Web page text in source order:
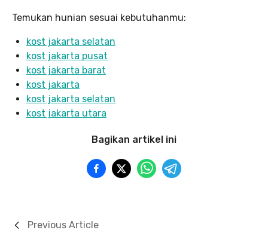
Temukan hunian sesuai kebutuhanmu:
kost jakarta selatan
kost jakarta pusat
kost jakarta barat
kost jakarta
kost jakarta selatan
kost jakarta utara
Bagikan artikel ini
Previous Article